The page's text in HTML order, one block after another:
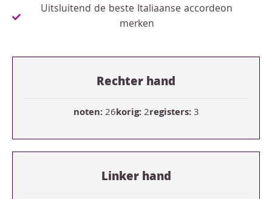
Uitsluitend de beste Italiaanse accordeon
merken
Rechter hand
noten:26korig:2registers:3
Linker hand